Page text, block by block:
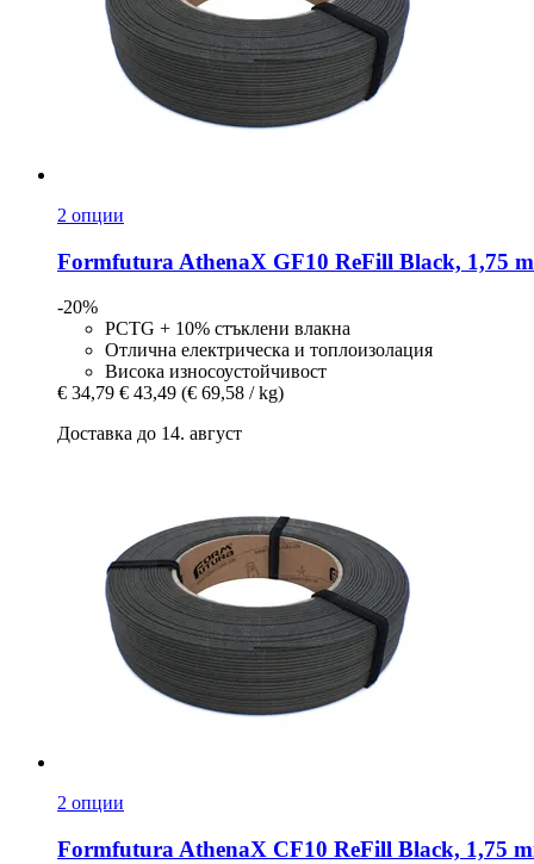
2 опции
Formfutura AthenaX GF10 ReFill Black, 1,75
-20%
PCTG + 10% стъклени влакна
Отлична електрическа и топлоизолация
Висока износоустойчивост
€ 34,79 € 43,49 (€ 69,58 / kg)
Доставка до 14. август
2 опции
Formfutura AthenaX CF10 ReFill Black, 1,75